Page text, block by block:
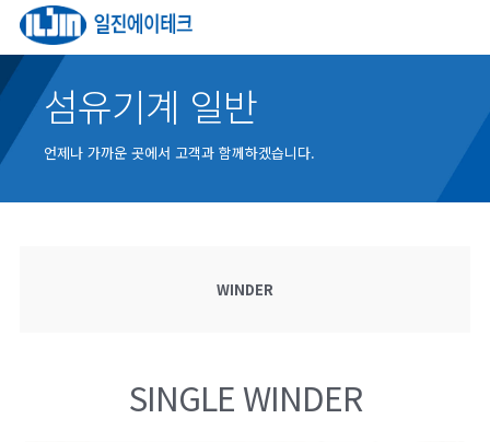
섬유기계 일반
언제나 가까운 곳에서 고객과 함께하겠습니다.
WINDER
SINGLE WINDER